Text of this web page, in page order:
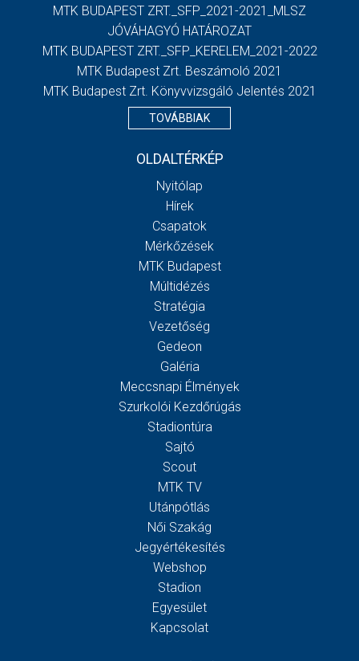
MTK BUDAPEST ZRT._SFP_2021-2021_MLSZ
JÓVÁHAGYÓ HATÁROZAT
MTK BUDAPEST ZRT._SFP_KERELEM_2021-2022
MTK Budapest Zrt. Beszámoló 2021
MTK Budapest Zrt. Könyvvizsgáló Jelentés 2021
TOVÁBBIAK
OLDALTÉRKÉP
Nyitólap
Hírek
Csapatok
Mérkőzések
MTK Budapest
Múltidézés
Stratégia
Vezetőség
Gedeon
Galéria
Meccsnapi Élmények
Szurkolói Kezdőrúgás
Stadiontúra
Sajtó
Scout
MTK TV
Utánpótlás
Női Szakág
Jegyértékesítés
Webshop
Stadion
Egyesület
Kapcsolat